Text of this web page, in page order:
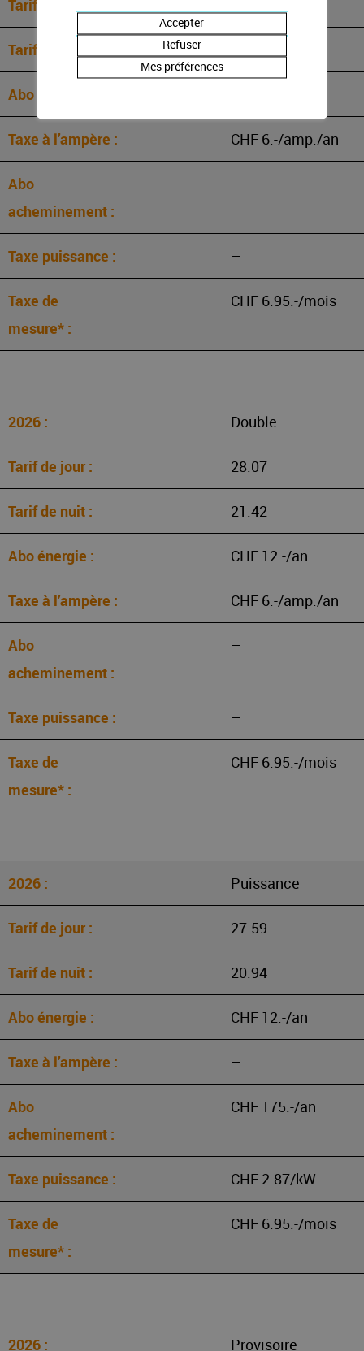
CHF 6.-/amp./an
–
–
CHF 6.95.-/mois
Double
28.07
21.42
CHF 12.-/an
CHF 6.-/amp./an
–
–
CHF 6.95.-/mois
Puissance
27.59
20.94
CHF 12.-/an
–
CHF 175.-/an
CHF 2.87/kW
CHF 6.95.-/mois
Provisoire
Accepter
Refuser
Mes préférences